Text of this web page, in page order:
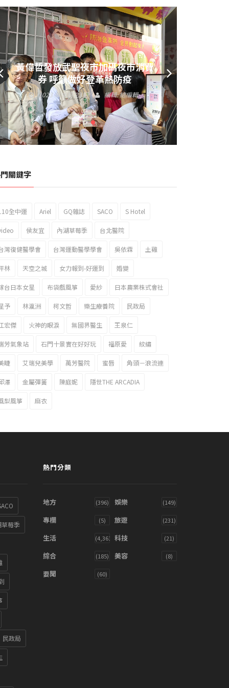
黃偉哲發放武聖夜市加碼夜市消費
券 呼籲做好登革熱防疫
2023 年 9 月 23 日 編輯:總編輯
關鍵字
全中運 Ariel GQ雜誌 SACO S Hotel
侯友宜 內湖草莓季 台北醫院
灣復健醫學會 台灣運動醫學學會 吳依霖 土雞
林 天空之城 女力報到-好運到 婚變
台日本女星 布袋戲風箏 愛紗 日本農業株式會社
予 林瀛洲 柯文哲 樂生療養院 民政局
宏傑 火神的眼淚 無國界醫生 王泉仁
芳氣象站 石門十景實在好好玩 福原愛 紋繡
睫 艾瑞兒美學 萬芳醫院 蜜唇 角頭－浪流連
澤 金屬彈簧 陳庭妮 隱世THE ARCADIA
梨風箏 麻衣
草莓季
民政局
熱門分類
地方 (396) 娛樂 (149)
專欄 (5) 旅遊 (231)
生活 (4,361) 科技 (21)
綜合 (185) 美容 (8)
要聞 (60)